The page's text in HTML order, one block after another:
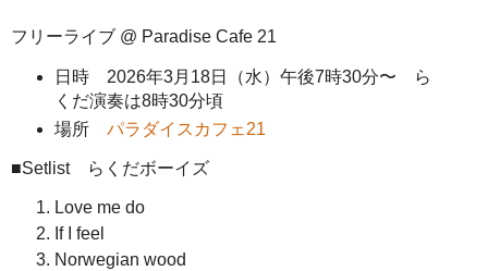
フリーライブ @ Paradise Cafe 21
日時 2026年3月18日（水）午後7時30分〜 ら
くだ演奏は8時30分頃
場所 パラダイスカフェ21
■Setlist らくだボーイズ
Love me do
If I feel
Norwegian wood